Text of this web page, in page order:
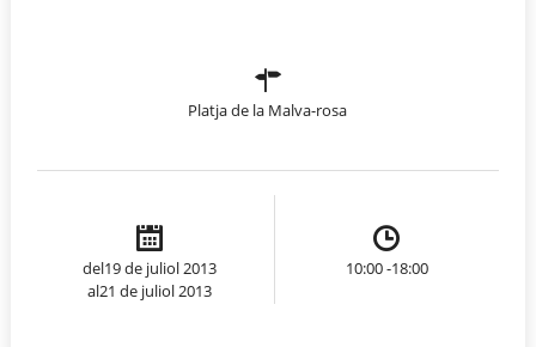
Platja de la Malva-rosa
del19 de juliol 2013
al21 de juliol 2013
10:00 -18:00